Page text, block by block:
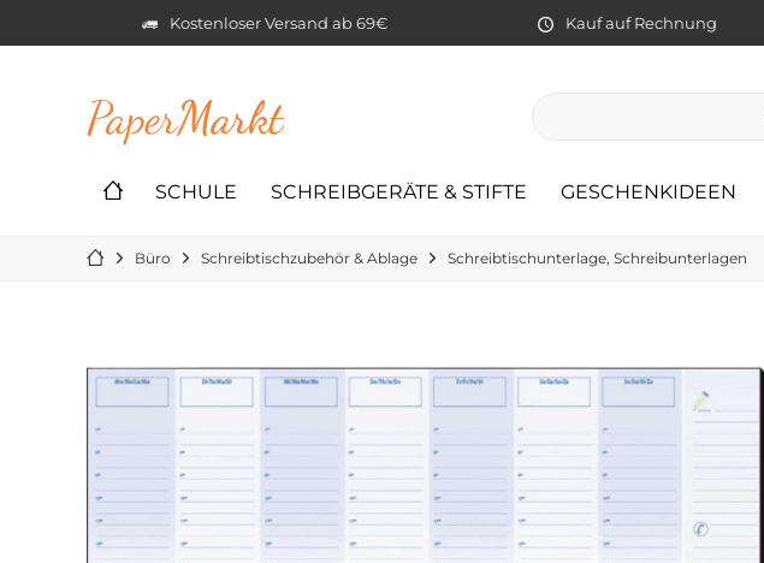
Kostenloser Versand ab 69€ Kauf auf Rechnung
PaperMarkt
SCHULE SCHREIBGERÄTE & STIFTE GESCHENKIDEEN
Büro Schreibtischzubehör & Ablage Schreibtischunterlage, Schreibunterlagen